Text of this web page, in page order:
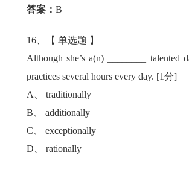
答案：B
16 、【单选题 】
Although she’s a(n) ________ talented
practices several hours every day. [1分]
A
、traditionally
B 、additionally
C 、exceptionally
D 、rationally